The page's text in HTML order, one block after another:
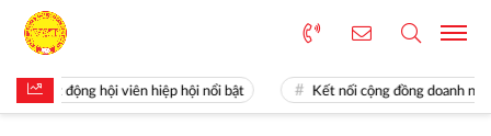
động hội viên hiệp hội nổi bật Kết nối cộng đồng doanh nghiệp